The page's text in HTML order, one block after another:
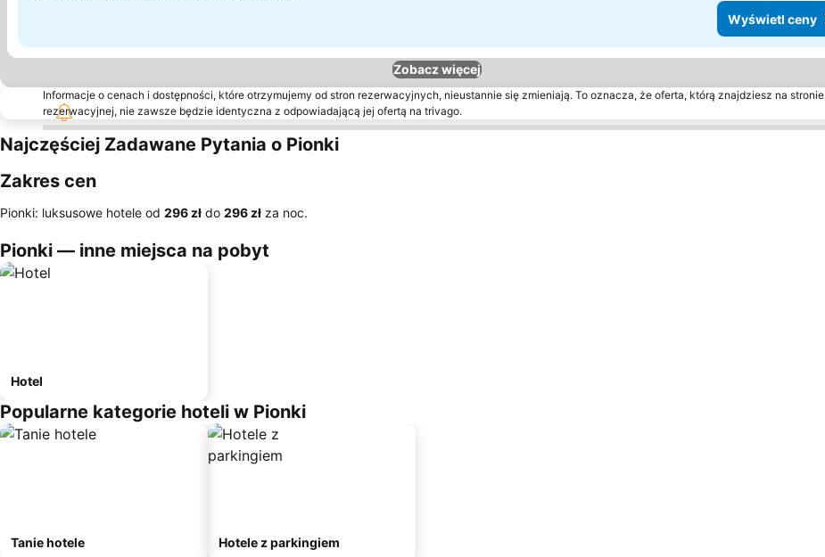
Wyświetl ceny
Zobacz więcej
Informacje o cenach i dostępności, które otrzymujemy od stron rezerwacyjnych, nieustannie się zmieniają. To oznacza, że oferta, którą znajdziesz na stronie
rezerwacyjnej, nie zawsze będzie identyczna z odpowiadającą jej ofertą na trivago.
Najczęściej Zadawane Pytania o Pionki
Zakres cen
Pionki: luksusowe hotele od ‎296 zł do ‎296 zł za noc.
Pionki — inne miejsca na pobyt
Hotel
Popularne kategorie hoteli w Pionki
Tanie hotele Hotele z parkingiem